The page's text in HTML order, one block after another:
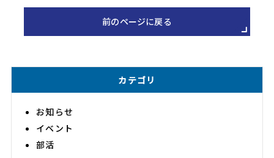
前のページに戻る
カテゴリ
お知らせ
イベント
部活